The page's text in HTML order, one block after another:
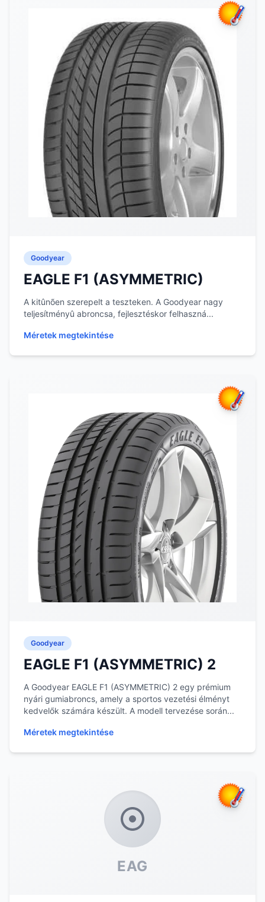
Goodyear
EAGLE F1 (ASYMMETRIC)
A kitûnõen szerepelt a teszteken. A Goodyear nagy
teljesítményû abroncsa, fejlesztéskor felhaszná...
Méretek megtekintése
Goodyear
EAGLE F1 (ASYMMETRIC) 2
A Goodyear EAGLE F1 (ASYMMETRIC) 2 egy prémium
nyári gumiabroncs, amely a sportos vezetési élményt
kedvelők számára készült. A modell tervezése során...
Méretek megtekintése
EAG